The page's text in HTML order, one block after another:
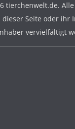
tierchenwelt.de. Alle
Seite oder ihr
vervielfältigt